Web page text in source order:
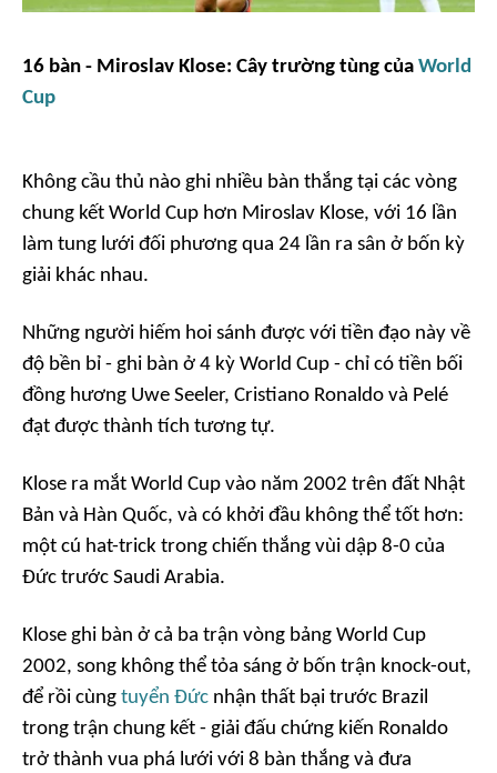
16 bàn - Miroslav Klose: Cây trường tùng của World
Cup
Không cầu thủ nào ghi nhiều bàn thắng tại các vòng
chung kết World Cup hơn Miroslav Klose, với 16 lần
làm tung lưới đối phương qua 24 lần ra sân ở bốn kỳ
giải khác nhau.
Những người hiếm hoi sánh được với tiền đạo này về
độ bền bỉ - ghi bàn ở 4 kỳ World Cup - chỉ có tiền bối
đồng hương Uwe Seeler, Cristiano Ronaldo và Pelé
đạt được thành tích tương tự.
Klose ra mắt World Cup vào năm 2002 trên đất Nhật
Bản và Hàn Quốc, và có khởi đầu không thể tốt hơn:
một cú hat-trick trong chiến thắng vùi dập 8-0 của
Đức trước Saudi Arabia.
Klose ghi bàn ở cả ba trận vòng bảng World Cup
2002, song không thể tỏa sáng ở bốn trận knock-out,
để rồi cùng tuyển Đức nhận thất bại trước Brazil
trong trận chung kết - giải đấu chứng kiến Ronaldo
trở thành vua phá lưới với 8 bàn thắng và đưa